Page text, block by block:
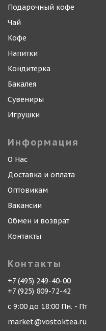
Подарочный кофе
Чай
Кофе
Напитки
Кондитерка
Бакалея
Сувениры
Игрушки
Информация
О Нас
Доставка и оплата
Оптовикам
Вакансии
Обмен и возврат
Контакты
Контакты
+7 (495) 249-40-00
+7 (925) 809-72-42
с 9:00 до 18:00 Пн. - Пт
market@vostoktea.ru